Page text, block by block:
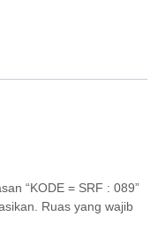
“KODE = SRF : 089”
Ruas yang wajib